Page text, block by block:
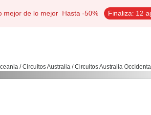
mejor de lo mejor Hasta -50% Finaliza: 12
/ Circuitos Australia / Circuitos Australia Occidental